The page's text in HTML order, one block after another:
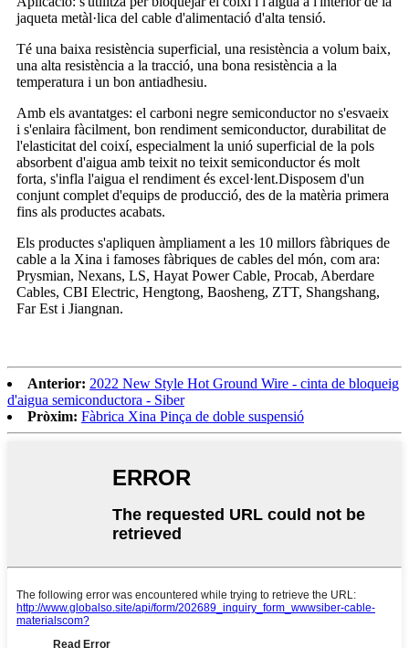
jaqueta metàl·lica del cable d'alimentació d'alta tensió.
Té una baixa resistència superficial, una resistència a volum baix,
una alta resistència a la tracció, una bona resistència a la
temperatura i un bon antiadhesiu.
Amb els avantatges: el carboni negre semiconductor no s'esvaeix
i s'enlaira fàcilment, bon rendiment semiconductor, durabilitat de
l'elasticitat del coixí, especialment la unió superficial de la pols
absorbent d'aigua amb teixit no teixit semiconductor és molt
forta, s'infla l'aigua el rendiment és excel·lent.Disposem d'un
conjunt complet d'equips de producció, des de la matèria primera
fins als productes acabats.
Els productes s'apliquen àmpliament a les 10 millors fàbriques de
cable a la Xina i famoses fàbriques de cables del món, com ara:
Prysmian, Nexans, LS, Hayat Power Cable, Procab, Aberdare
Cables, CBI Electric, Hengtong, Baosheng, ZTT, Shangshang,
Far Est i Jiangnan.
Anterior: 2022 New Style Hot Ground Wire - cinta de bloqueig
d'aigua semiconductora - Siber
Pròxim: Fàbrica Xina Pinça de doble suspensió